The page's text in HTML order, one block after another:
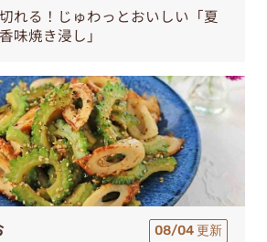
れる！じゅわっとおいしい「夏
味焼き浸し」
08/04 更新